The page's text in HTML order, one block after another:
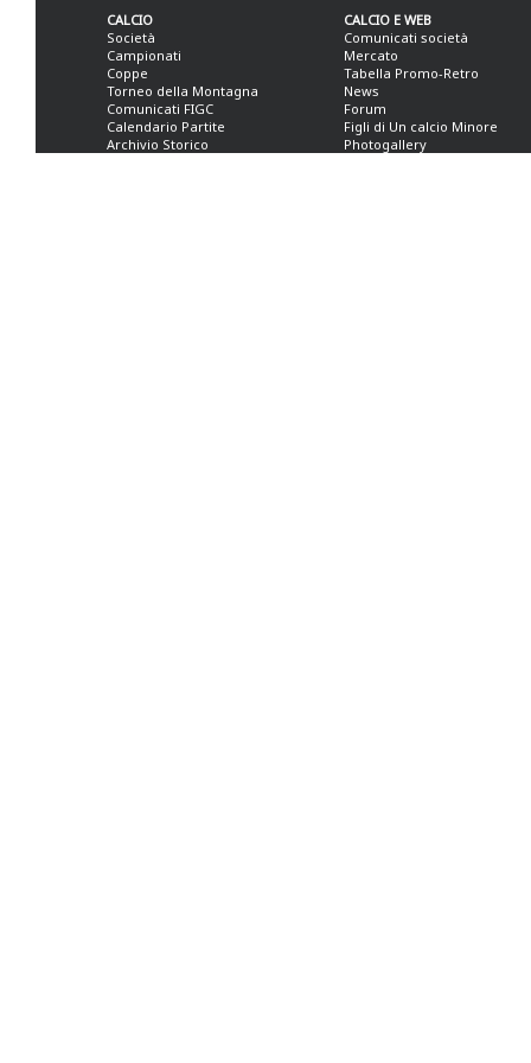
CALCIO
Società
Campionati
Coppe
Torneo della Montagna
Comunicati FIGC
Calendario Partite
Archivio Storico
CALCIO E WEB
Comunicati società
Mercato
Tabella Promo-Retro
News
Forum
Figli di Un calcio Minore
Photogallery